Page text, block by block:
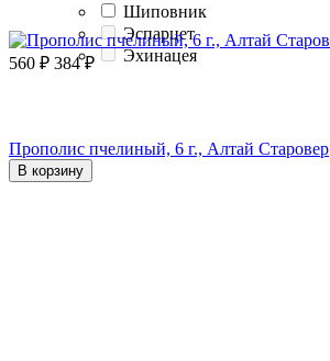
Шиповник
Эспарцет
Эхинацея
560 ₽ 384 ₽
Прополис пчелиный, 6 г., Алтай Старовер
В корзину